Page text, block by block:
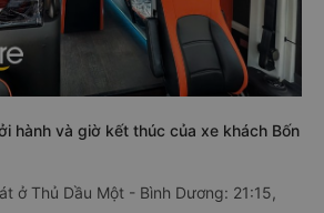
hành và giờ kết thúc của xe khách Bốn
ở Thủ Dầu Một - Bình Dương: 21:15,